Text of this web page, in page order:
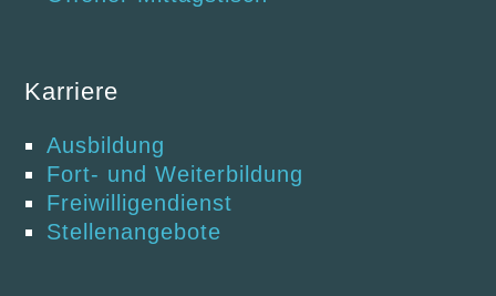
Karriere
Ausbildung
Fort- und Weiterbildung
Freiwilligendienst
Stellenangebote